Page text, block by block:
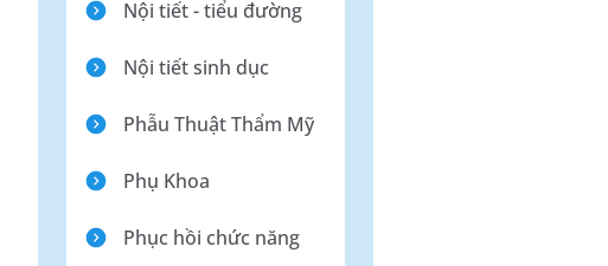
Nội tiết - tiểu đường
Nội tiết sinh dục
Phẫu Thuật Thẩm Mỹ
Phụ Khoa
Phục hồi chức năng